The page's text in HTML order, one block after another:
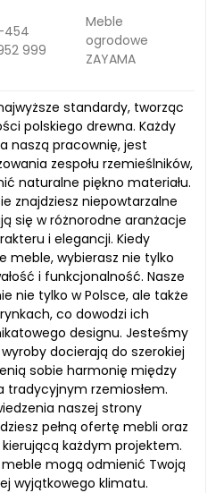
454
999
Meble
ogrodowe
ZAYAMA
standardy, tworząc
polskiego drewna. Każdy
naszą pracownię, jest
zespołu rzemieślników,
naturalne piękno materiału.
znajdziesz niepowtarzalne
się w różnorodne aranżacje
i elegancji. Kiedy
meble, wybierasz nie tylko
i funkcjonalność. Nasze
nie tylko w Polsce, ale także
co dowodzi ich
designu. Jesteśmy
docierają do szerokiej
sobie harmonię między
rzemiosłem.
naszej strony
pełną ofertę mebli oraz
każdym projektem.
meble mogą odmienić Twoją
wyjątkowego klimatu.